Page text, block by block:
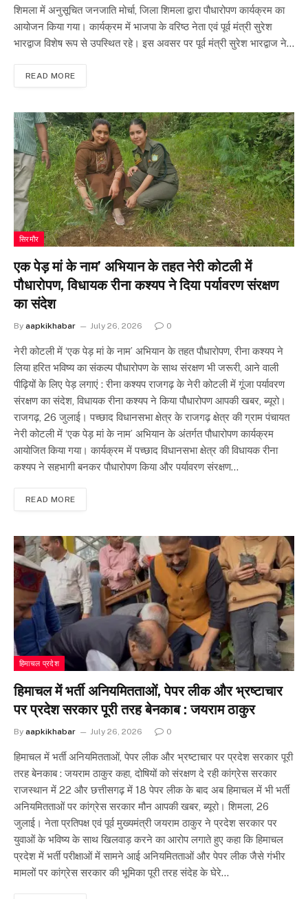
शिमला में अनुसूचित जनजाति मोर्चा, जिला शिमला द्वारा पौधारोपण कार्यक्रम का
आयोजन किया गया। कार्यक्रम में भाजपा के वरिष्ठ नेता एवं पूर्व मंत्री सुरेश
भारद्वाज विशेष रूप से उपस्थित रहे। इस अवसर पर पूर्व मंत्री सुरेश भारद्वाज ने…
READ MORE
सिरमौर
एक पेड़ मां के नाम’ अभियान के तहत नेरी कोटली में
पौधारोपण, विधायक रीना कश्यप ने दिया पर्यावरण संरक्षण
का संदेश
By aapkikhabar July 26, 2026 0
नेरी कोटली में ‘एक पेड़ मां के नाम’ अभियान के तहत पौधारोपण, रीना कश्यप ने
लिया हरित भविष्य का संकल्प पौधारोपण के साथ संरक्षण भी जरूरी, आने वाली
पीढ़ियों के लिए पेड़ लगाएं : रीना कश्यप राजगढ़ के नेरी कोटली में गूंजा पर्यावरण
संरक्षण का संदेश, विधायक रीना कश्यप ने किया पौधारोपण आपकी खबर, ब्यूरो।
राजगढ़, 26 जुलाई। पच्छाद विधानसभा क्षेत्र के राजगढ़ क्षेत्र की ग्राम पंचायत
नेरी कोटली में ‘एक पेड़ मां के नाम’ अभियान के अंतर्गत पौधारोपण कार्यक्रम
आयोजित किया गया। कार्यक्रम में पच्छाद विधानसभा क्षेत्र की विधायक रीना
कश्यप ने सहभागी बनकर पौधारोपण किया और पर्यावरण संरक्षण…
READ MORE
हिमाचल प्रदेश
हिमाचल में भर्ती अनियमितताओं, पेपर लीक और भ्रष्टाचार
पर प्रदेश सरकार पूरी तरह बेनकाब : जयराम ठाकुर
By aapkikhabar July 26, 2026 0
हिमाचल में भर्ती अनियमितताओं, पेपर लीक और भ्रष्टाचार पर प्रदेश सरकार पूरी
तरह बेनकाब : जयराम ठाकुर कहा, दोषियों को संरक्षण दे रही कांग्रेस सरकार
राजस्थान में 22 और छत्तीसगढ़ में 18 पेपर लीक के बाद अब हिमाचल में भी भर्ती
अनियमितताओं पर कांग्रेस सरकार मौन आपकी खबर, ब्यूरो। शिमला, 26
जुलाई। नेता प्रतिपक्ष एवं पूर्व मुख्यमंत्री जयराम ठाकुर ने प्रदेश सरकार पर
युवाओं के भविष्य के साथ खिलवाड़ करने का आरोप लगाते हुए कहा कि हिमाचल
प्रदेश में भर्ती परीक्षाओं में सामने आई अनियमितताओं और पेपर लीक जैसे गंभीर
मामलों पर कांग्रेस सरकार की भूमिका पूरी तरह संदेह के घेरे…